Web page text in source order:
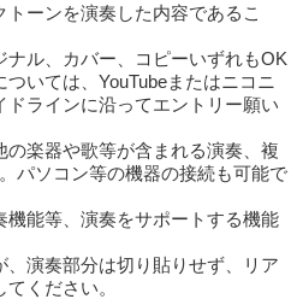
ーンを演奏した内容であるこ
ナル、カバー、コピーいずれもOK
いては、YouTubeまたはニコニ
ドラインに沿ってエントリー願い
の楽器や歌等が含まれる演奏、複
パソコン等の機器の接続も可能で
機能等、演奏をサポートする機能
、演奏部分は切り貼りせず、リア
ください。